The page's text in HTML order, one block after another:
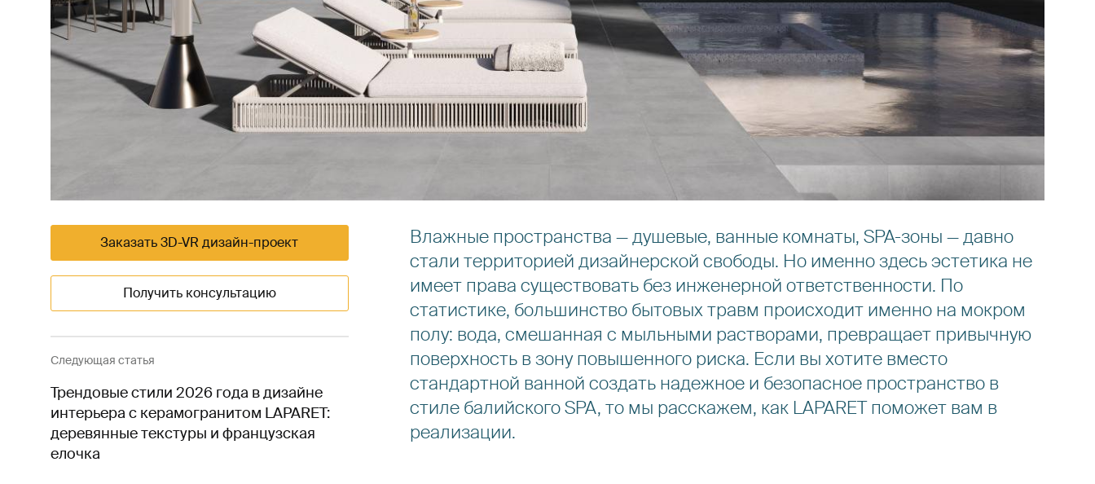
Заказать 3D-VR дизайн-проект
Получить консультацию
Следующая статья
Трендовые стили 2026 года в дизайне
интерьера с керамогранитом LAPARET:
деревянные текстуры и французская
елочка
Влажные пространства — душевые, ванные комнаты, SPA-зоны — давно
стали территорией дизайнерской свободы. Но именно здесь эстетика не
имеет права существовать без инженерной ответственности. По
статистике, большинство бытовых травм происходит именно на мокром
полу: вода, смешанная с мыльными растворами, превращает привычную
поверхность в зону повышенного риска. Если вы хотите вместо
стандартной ванной создать надежное и безопасное пространство в
стиле балийского SPA, то мы расскажем, как LAPARET поможет вам в
реализации.